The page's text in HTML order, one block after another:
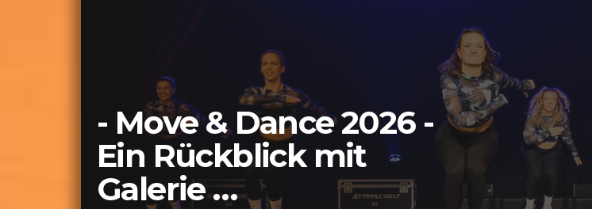
- Move & Dance 2026 -
Ein Rück­blick mit
Gale­rie …